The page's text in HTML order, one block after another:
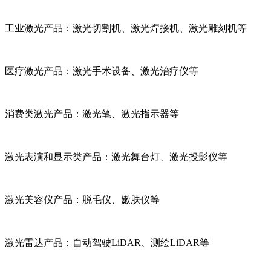
工业激光产品：激光切割机、激光焊接机、激光雕刻机等
医疗激光产品：激光手术设备、激光治疗仪等
消费类激光产品：激光笔、激光指示器等
激光表演和显示类产品：激光舞台灯、激光投影仪等
激光美容仪产品：脱毛仪、嫩肤仪等
激光雷达产品：自动驾驶LiDAR、测绘LiDAR等